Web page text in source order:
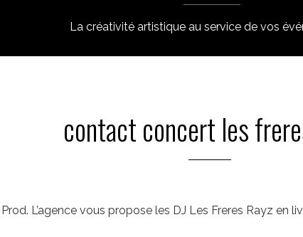
La créativité artistique au service de vos
contact concert les
L’agence vous propose les DJ Les Freres Rayz en